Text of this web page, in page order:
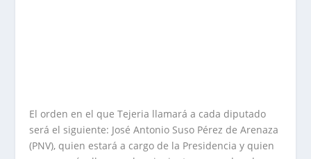
El orden en el que Tejeria llamará a cada diputado
será el siguiente: José Antonio Suso Pérez de Arenaza
(PNV), quien estará a cargo de la Presidencia y quien